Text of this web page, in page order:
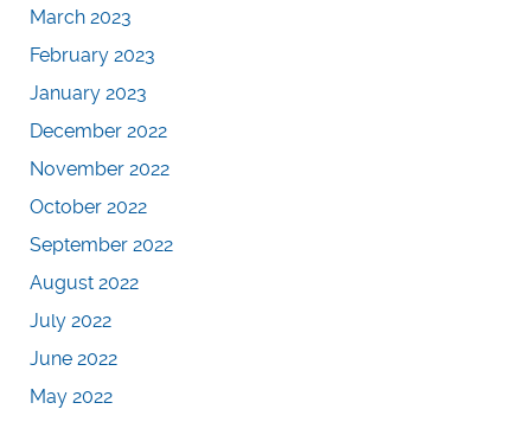
March 2023
February 2023
January 2023
December 2022
November 2022
October 2022
September 2022
August 2022
July 2022
June 2022
May 2022